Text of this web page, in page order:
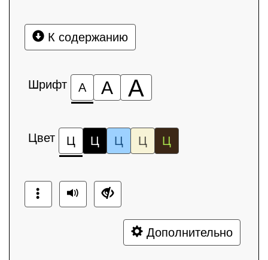
К содержанию
Шрифт А А А
Цвет Ц Ц Ц Ц Ц
Дополнительно